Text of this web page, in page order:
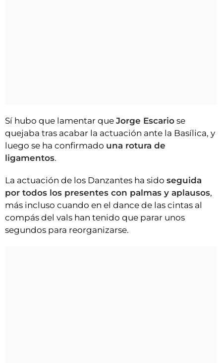
Sí hubo que lamentar que Jorge Escario se
quejaba tras acabar la actuación ante la Basílica, y
luego se ha confirmado una rotura de
ligamentos.
La actuación de los Danzantes ha sido seguida
por todos los presentes con palmas y aplausos,
más incluso cuando en el dance de las cintas al
compás del vals han tenido que parar unos
segundos para reorganizarse.